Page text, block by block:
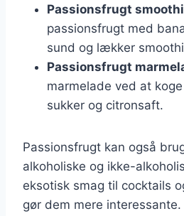
Passionsfrugt
passionsfrugt med
sund og lækker
Passionsfrugt
marmelade ved at
sukker og citronsaft.
Passionsfrugt kan også
alkoholiske og ikke-
eksotisk smag til cocktails
gør dem mere